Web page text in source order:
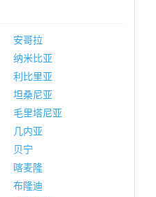
安哥拉
纳米比亚
利比里亚
坦桑尼亚
毛里塔尼亚
几内亚
贝宁
喀麦隆
布隆迪